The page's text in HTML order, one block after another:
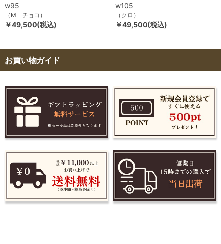
w95
（M チョコ）
￥49,500(税込)
w105
（クロ）
￥49,500(税込)
お買い物ガイド